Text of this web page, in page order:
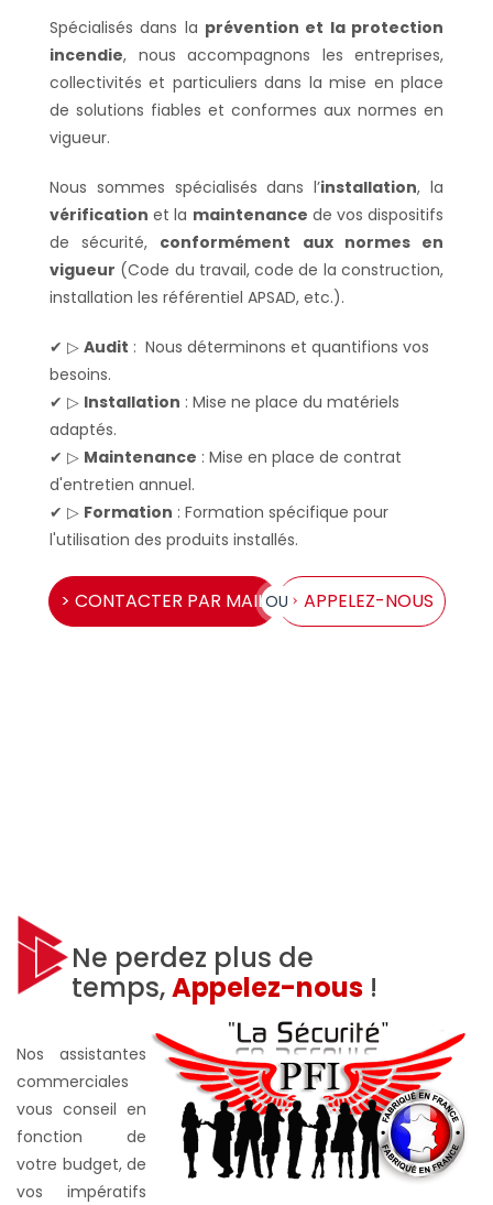
Spécialisés dans la prévention et la protection
incendie, nous accompagnons les entreprises,
collectivités et particuliers dans la mise en place
de solutions fiables et conformes aux normes en
vigueur.
Nous sommes spécialisés dans l’installation, la
vérification et la maintenance de vos dispositifs
de sécurité, conformément aux normes en
vigueur (Code du travail, code de la construction,
installation les référentiel APSAD, etc.).
✔ ▷ Audit : Nous déterminons et quantifions vos
besoins.
✔ ▷ Installation : Mise ne place du matériels
adaptés.
✔ ▷ Maintenance : Mise en place de contrat
d'entretien annuel.
✔ ▷ Formation : Formation spécifique pour
l'utilisation des produits installés.
> CONTACTER PAR MAILOU > APPELEZ-NOUS
Ne perdez plus de
temps,Appelez-nous !
Nos assistantes
commerciales
vous conseil en
fonction de
votre budget, de
vos impératifs